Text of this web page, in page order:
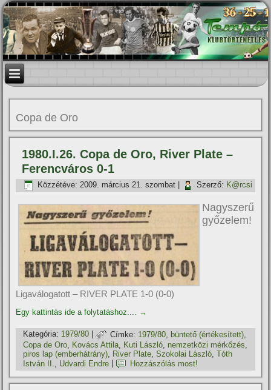
Copa de Oro
1980.I.26. Copa de Oro, River Plate –
Ferencváros 0-1
Közzétéve: 2009. március 21. szombat Szerző: K@rcsi
Nagyszerű
győzelem!
Ligaválogatott – RIVER PLATE 1-0 (0-0)
Egy kattintás ide a folytatáshoz.... →
Kategória: 1979/80 | Címke: 1979/80 ,büntető (értékesí­tett)
Copa de Oro, Kovács Attila, Kuti László, nemzetközi mérkőzés,
piros lap (emberhátrány), River Plate,Szokolai László,Tóth
István II.
Udvardi Endre Hozzászólás most!